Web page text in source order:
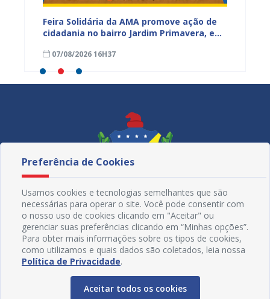
Feira Solidária da AMA promove ação de
cidadania no bairro Jardim Primavera, em
07/08/2026 16H37
Redes Sociais
Preferência de Cookies
Usamos cookies e tecnologias semelhantes que são
necessárias para operar o site. Você pode consentir com
o nosso uso de cookies clicando em "Aceitar" ou
gerenciar suas preferências clicando em “Minhas opções”.
Para obter mais informações sobre os tipos de cookies,
como utilizamos e quais dados são coletados, leia nossa
Política de Privacidade.
Aceitar todos os cookies